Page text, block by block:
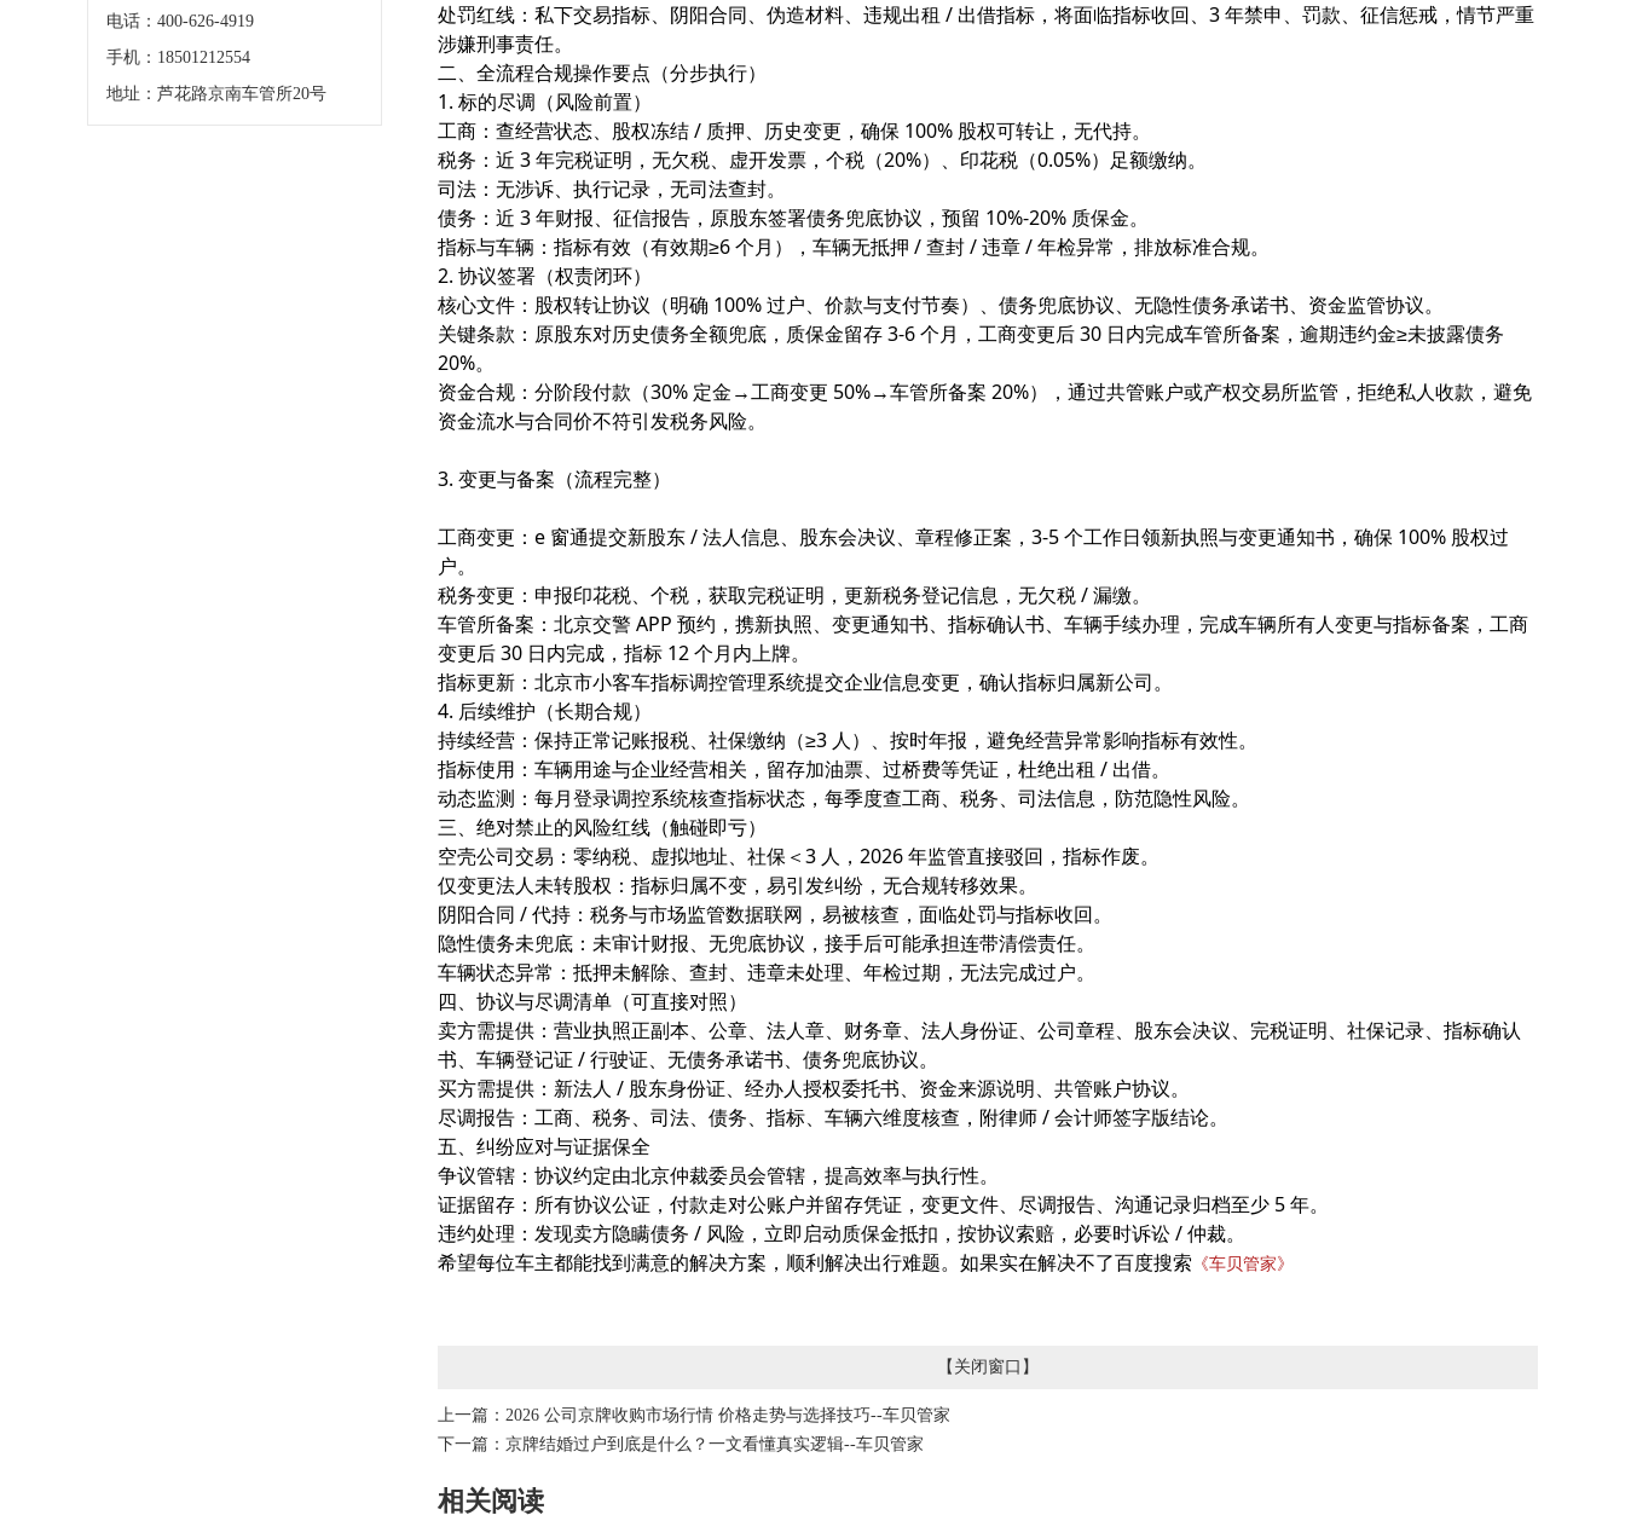
电话：400-626-4919
手机：18501212554
地址：芦花路京南车管所20号
处罚红线：私下交易指标、阴阳合同、伪造材料、违规出租 / 出借指标，将面临指标收回、3 年禁申、罚款、征信惩戒，情节严重
涉嫌刑事责任。
二、全流程合规操作要点（分步执行）
1. 标的尽调（风险前置）
工商：查经营状态、股权冻结 / 质押、历史变更，确保 100% 股权可转让，无代持。
税务：近 3 年完税证明，无欠税、虚开发票，个税（20%）、印花税（0.05%）足额缴纳。
司法：无涉诉、执行记录，无司法查封。
债务：近 3 年财报、征信报告，原股东签署债务兜底协议，预留 10%-20% 质保金。
指标与车辆：指标有效（有效期≥6 个月），车辆无抵押 / 查封 / 违章 / 年检异常，排放标准合规。
2. 协议签署（权责闭环）
核心文件：股权转让协议（明确 100% 过户、价款与支付节奏）、债务兜底协议、无隐性债务承诺书、资金监管协议。
关键条款：原股东对历史债务全额兜底，质保金留存 3-6 个月，工商变更后 30 日内完成车管所备案，逾期违约金≥未披露债务
20%。
资金合规：分阶段付款（30% 定金→工商变更 50%→车管所备案 20%），通过共管账户或产权交易所监管，拒绝私人收款，避免
资金流水与合同价不符引发税务风险。
3. 变更与备案（流程完整）
工商变更：e 窗通提交新股东 / 法人信息、股东会决议、章程修正案，3-5 个工作日领新执照与变更通知书，确保 100% 股权过
户。
税务变更：申报印花税、个税，获取完税证明，更新税务登记信息，无欠税 / 漏缴。
车管所备案：北京交警 APP 预约，携新执照、变更通知书、指标确认书、车辆手续办理，完成车辆所有人变更与指标备案，工商
变更后 30 日内完成，指标 12 个月内上牌。
指标更新：北京市小客车指标调控管理系统提交企业信息变更，确认指标归属新公司。
4. 后续维护（长期合规）
持续经营：保持正常记账报税、社保缴纳（≥3 人）、按时年报，避免经营异常影响指标有效性。
指标使用：车辆用途与企业经营相关，留存加油票、过桥费等凭证，杜绝出租 / 出借。
动态监测：每月登录调控系统核查指标状态，每季度查工商、税务、司法信息，防范隐性风险。
三、绝对禁止的风险红线（触碰即亏）
空壳公司交易：零纳税、虚拟地址、社保＜3 人，2026 年监管直接驳回，指标作废。
仅变更法人未转股权：指标归属不变，易引发纠纷，无合规转移效果。
阴阳合同 / 代持：税务与市场监管数据联网，易被核查，面临处罚与指标收回。
隐性债务未兜底：未审计财报、无兜底协议，接手后可能承担连带清偿责任。
车辆状态异常：抵押未解除、查封、违章未处理、年检过期，无法完成过户。
四、协议与尽调清单（可直接对照）
卖方需提供：营业执照正副本、公章、法人章、财务章、法人身份证、公司章程、股东会决议、完税证明、社保记录、指标确认
书、车辆登记证 / 行驶证、无债务承诺书、债务兜底协议。
买方需提供：新法人 / 股东身份证、经办人授权委托书、资金来源说明、共管账户协议。
尽调报告：工商、税务、司法、债务、指标、车辆六维度核查，附律师 / 会计师签字版结论。
五、纠纷应对与证据保全
争议管辖：协议约定由北京仲裁委员会管辖，提高效率与执行性。
证据留存：所有协议公证，付款走对公账户并留存凭证，变更文件、尽调报告、沟通记录归档至少 5 年。
违约处理：发现卖方隐瞒债务 / 风险，立即启动质保金抵扣，按协议索赔，必要时诉讼 / 仲裁。
希望每位车主都能找到满意的解决方案，顺利解决出行难题。如果实在解决不了百度搜索 《车贝管家》
【 关闭窗口 】
上一篇： 2026 公司京牌收购市场行情 价格走势与选择技巧--车贝管家
下一篇： 京牌结婚过户到底是什么？一文看懂真实逻辑--车贝管家
相关阅读